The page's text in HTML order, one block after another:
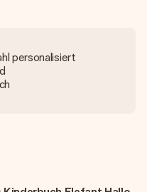
personalisiert